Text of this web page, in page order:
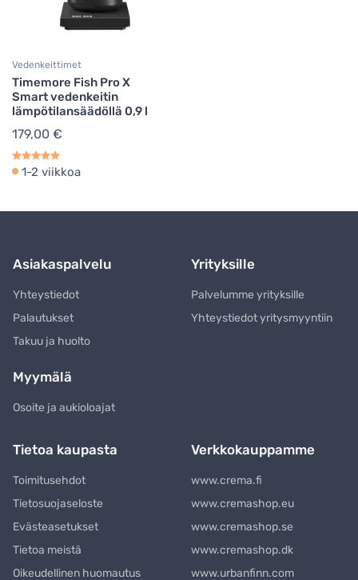
Vedenkeittimet
Timemore Fish Pro X
Smart vedenkeitin
lämpötilansäädöllä 0,9 l
179,00 €
1-2 viikkoa
Asiakaspalvelu
Yhteystiedot
Palautukset
Takuu ja huolto
Yrityksille
Palvelumme yrityksille
Yhteystiedot yritysmyyntiin
Myymälä
Osoite ja aukioloajat
Tietoa kaupasta
Toimitusehdot
Tietosuojaseloste
Evästeasetukset
Tietoa meistä
Oikeudellinen huomautus
Verkkokauppamme
www.crema.fi
www.cremashop.eu
www.cremashop.se
www.cremashop.dk
www.urbanfinn.com